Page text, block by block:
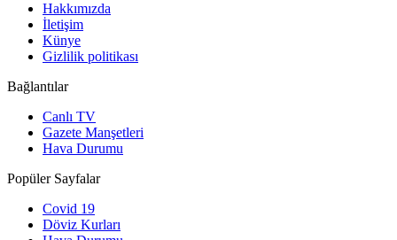
Hakkımızda
İletişim
Künye
Gizlilik politikası
Bağlantılar
Canlı TV
Gazete Manşetleri
Hava Durumu
Popüler Sayfalar
Covid 19
Döviz Kurları